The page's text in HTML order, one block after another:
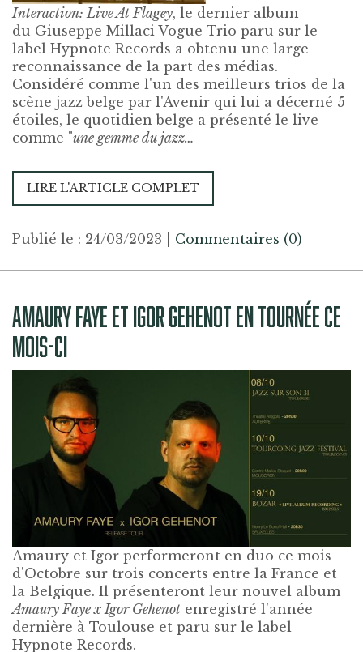
Interaction: Live At Flagey, le dernier album
du Giuseppe Millaci Vogue Trio paru sur le
label Hypnote Records a obtenu une large
reconnaissance de la part des médias.
Considéré comme l'un des meilleurs trios de la
scène jazz belge par l'Avenir qui lui a décerné 5
étoiles, le quotidien belge a présenté le live
comme "une gemme du jazz…
LIRE L'ARTICLE COMPLET
Publié le : 24/03/2023 Commentaires (0)
AMAURY FAYE ET IGOR GEHENOT EN TOURNÉE CE
MOIS-CI
Amaury et Igor performeront en duo ce mois
d'Octobre sur trois concerts entre la France et
la Belgique. Il présenteront leur nouvel album
Amaury Faye x Igor Gehenot enregistré l'année
dernière à Toulouse et paru sur le label
Hypnote Records.